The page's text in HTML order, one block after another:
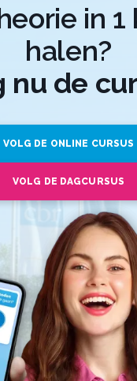
in 1
halen?
nu de
VOLG DE ONLINE CURSUS
VOLG DE DAGCURSUS